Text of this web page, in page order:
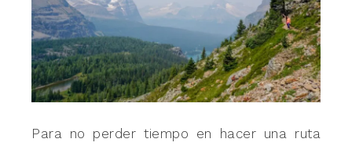
Para no perder tiempo en hacer una ruta